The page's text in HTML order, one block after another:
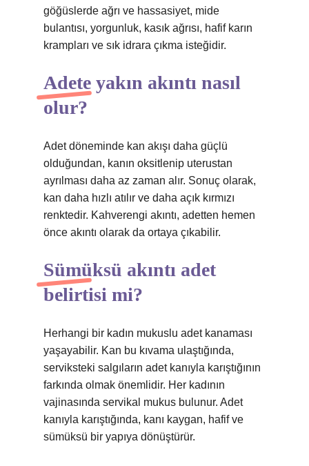
göğüslerde ağrı ve hassasiyet, mide
bulantısı, yorgunluk, kasık ağrısı, hafif karın
krampları ve sık idrara çıkma isteğidir.
Adete yakın akıntı nasıl
olur?
Adet döneminde kan akışı daha güçlü
olduğundan, kanın oksitlenip uterustan
ayrılması daha az zaman alır. Sonuç olarak,
kan daha hızlı atılır ve daha açık kırmızı
renktedir. Kahverengi akıntı, adetten hemen
önce akıntı olarak da ortaya çıkabilir.
Sümüksü akıntı adet
belirtisi mi?
Herhangi bir kadın mukuslu adet kanaması
yaşayabilir. Kan bu kıvama ulaştığında,
serviksteki salgıların adet kanıyla karıştığının
farkında olmak önemlidir. Her kadının
vajinasında servikal mukus bulunur. Adet
kanıyla karıştığında, kanı kaygan, hafif ve
sümüksü bir yapıya dönüştürür.